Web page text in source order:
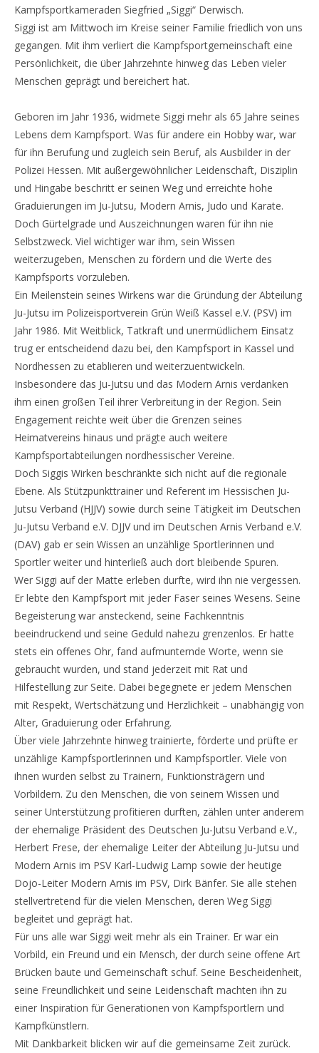
Kampfsportkameraden Siegfried „Siggi“ Derwisch.
Siggi ist am Mittwoch im Kreise seiner Familie friedlich von uns
gegangen. Mit ihm verliert die Kampfsportgemeinschaft eine
Persönlichkeit, die über Jahrzehnte hinweg das Leben vieler
Menschen geprägt und bereichert hat.
Geboren im Jahr 1936, widmete Siggi mehr als 65 Jahre seines
Lebens dem Kampfsport. Was für andere ein Hobby war, war
für ihn Berufung und zugleich sein Beruf, als Ausbilder in der
Polizei Hessen. Mit außergewöhnlicher Leidenschaft, Disziplin
und Hingabe beschritt er seinen Weg und erreichte hohe
Graduierungen im Ju-Jutsu, Modern Arnis, Judo und Karate.
Doch Gürtelgrade und Auszeichnungen waren für ihn nie
Selbstzweck. Viel wichtiger war ihm, sein Wissen
weiterzugeben, Menschen zu fördern und die Werte des
Kampfsports vorzuleben.
Ein Meilenstein seines Wirkens war die Gründung der Abteilung
Ju-Jutsu im Polizeisportverein Grün Weiß Kassel e.V. (PSV) im
Jahr 1986. Mit Weitblick, Tatkraft und unermüdlichem Einsatz
trug er entscheidend dazu bei, den Kampfsport in Kassel und
Nordhessen zu etablieren und weiterzuentwickeln.
Insbesondere das Ju-Jutsu und das Modern Arnis verdanken
ihm einen großen Teil ihrer Verbreitung in der Region. Sein
Engagement reichte weit über die Grenzen seines
Heimatvereins hinaus und prägte auch weitere
Kampfsportabteilungen nordhessischer Vereine.
Doch Siggis Wirken beschränkte sich nicht auf die regionale
Ebene. Als Stützpunkttrainer und Referent im Hessischen Ju-
Jutsu Verband (HJJV) sowie durch seine Tätigkeit im Deutschen
Ju-Jutsu Verband e.V. DJJV und im Deutschen Arnis Verband e.V.
(DAV) gab er sein Wissen an unzählige Sportlerinnen und
Sportler weiter und hinterließ auch dort bleibende Spuren.
Wer Siggi auf der Matte erleben durfte, wird ihn nie vergessen.
Er lebte den Kampfsport mit jeder Faser seines Wesens. Seine
Begeisterung war ansteckend, seine Fachkenntnis
beeindruckend und seine Geduld nahezu grenzenlos. Er hatte
stets ein offenes Ohr, fand aufmunternde Worte, wenn sie
gebraucht wurden, und stand jederzeit mit Rat und
Hilfestellung zur Seite. Dabei begegnete er jedem Menschen
mit Respekt, Wertschätzung und Herzlichkeit – unabhängig von
Alter, Graduierung oder Erfahrung.
Über viele Jahrzehnte hinweg trainierte, förderte und prüfte er
unzählige Kampfsportlerinnen und Kampfsportler. Viele von
ihnen wurden selbst zu Trainern, Funktionsträgern und
Vorbildern. Zu den Menschen, die von seinem Wissen und
seiner Unterstützung profitieren durften, zählen unter anderem
der ehemalige Präsident des Deutschen Ju-Jutsu Verband e.V.,
Herbert Frese, der ehemalige Leiter der Abteilung Ju-Jutsu und
Modern Arnis im PSV Karl-Ludwig Lamp sowie der heutige
Dojo-Leiter Modern Arnis im PSV, Dirk Bänfer. Sie alle stehen
stellvertretend für die vielen Menschen, deren Weg Siggi
begleitet und geprägt hat.
Für uns alle war Siggi weit mehr als ein Trainer. Er war ein
Vorbild, ein Freund und ein Mensch, der durch seine offene Art
Brücken baute und Gemeinschaft schuf. Seine Bescheidenheit,
seine Freundlichkeit und seine Leidenschaft machten ihn zu
einer Inspiration für Generationen von Kampfsportlern und
Kampfkünstlern.
Mit Dankbarkeit blicken wir auf die gemeinsame Zeit zurück.